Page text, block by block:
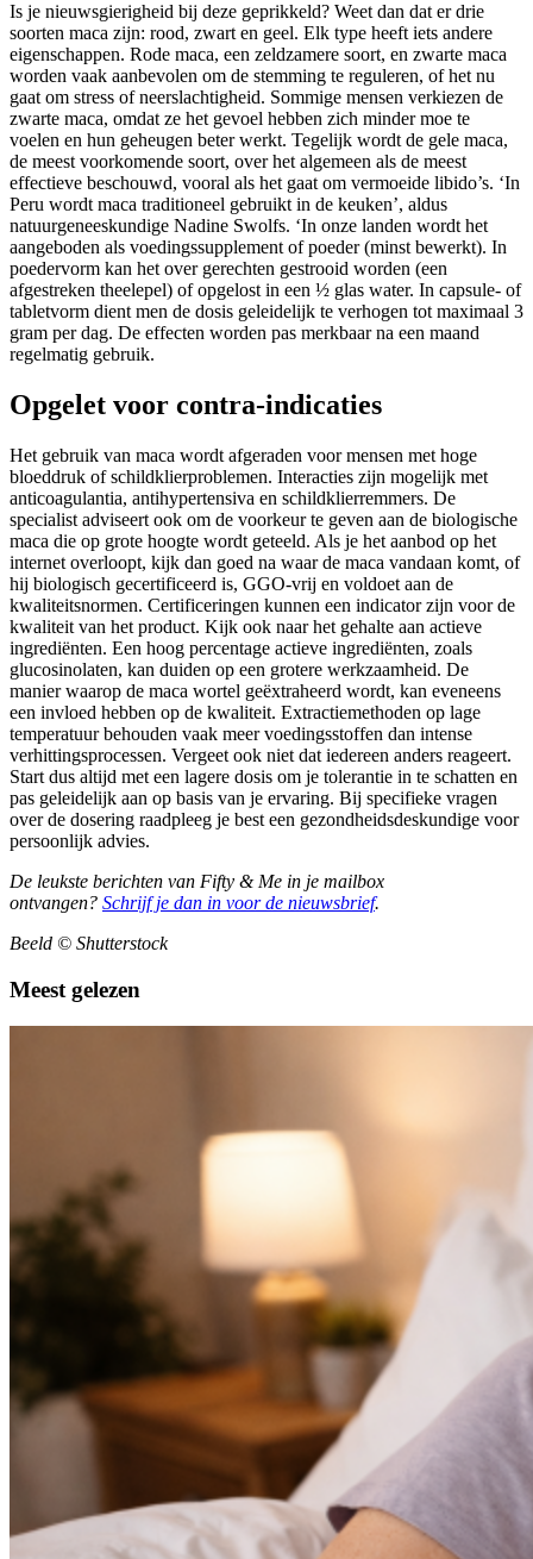
Is je nieuwsgierigheid bij deze geprikkeld? Weet dan dat er drie
soorten maca zijn: rood, zwart en geel. Elk type heeft iets andere
eigenschappen. Rode maca, een zeldzamere soort, en zwarte maca
worden vaak aanbevolen om de stemming te reguleren, of het nu
gaat om stress of neerslachtigheid. Sommige mensen verkiezen de
zwarte maca, omdat ze het gevoel hebben zich minder moe te
voelen en hun geheugen beter werkt. Tegelijk wordt de gele maca,
de meest voorkomende soort, over het algemeen als de meest
effectieve beschouwd, vooral als het gaat om vermoeide libido’s. ‘In
Peru wordt maca traditioneel gebruikt in de keuken’, aldus
natuurgeneeskundige Nadine Swolfs. ‘In onze landen wordt het
aangeboden als voedingssupplement of poeder (minst bewerkt). In
poedervorm kan het over gerechten gestrooid worden (een
afgestreken theelepel) of opgelost in een ½ glas water. In capsule- of
tabletvorm dient men de dosis geleidelijk te verhogen tot maximaal 3
gram per dag. De effecten worden pas merkbaar na een maand
regelmatig gebruik.
Opgelet voor contra-indicaties
Het gebruik van maca wordt afgeraden voor mensen met hoge
bloeddruk of schildklierproblemen. Interacties zijn mogelijk met
anticoagulantia, antihypertensiva en schildklierremmers. De
specialist adviseert ook om de voorkeur te geven aan de biologische
maca die op grote hoogte wordt geteeld. Als je het aanbod op het
internet overloopt, kijk dan goed na waar de maca vandaan komt, of
hij biologisch gecertificeerd is, GGO-vrij en voldoet aan de
kwaliteitsnormen. Certificeringen kunnen een indicator zijn voor de
kwaliteit van het product. Kijk ook naar het gehalte aan actieve
ingrediënten. Een hoog percentage actieve ingrediënten, zoals
glucosinolaten, kan duiden op een grotere werkzaamheid. De
manier waarop de maca wortel geëxtraheerd wordt, kan eveneens
een invloed hebben op de kwaliteit. Extractiemethoden op lage
temperatuur behouden vaak meer voedingsstoffen dan intense
verhittingsprocessen. Vergeet ook niet dat iedereen anders reageert.
Start dus altijd met een lagere dosis om je tolerantie in te schatten en
pas geleidelijk aan op basis van je ervaring. Bij specifieke vragen
over de dosering raadpleeg je best een gezondheidsdeskundige voor
persoonlijk advies.
De leukste berichten van Fifty & Me in je mailbox
ontvangen? Schrijf je dan in voor de nieuwsbrief.
Beeld © Shutterstock
Meest gelezen